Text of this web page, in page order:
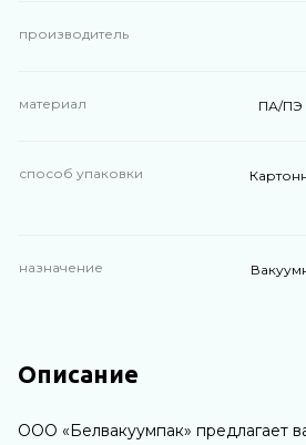
производитель
материал ПА/ПЭ
способ упаковки
назначение
Описание
ООО «Белвакуумпак» предлагает